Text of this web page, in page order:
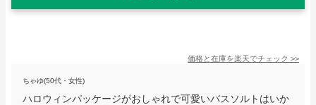
価格と在庫を楽天でチェック >>
ちゃゆ(50代・女性)
ハロウィンパッケージがおしゃれで可愛いバスソルトはいか